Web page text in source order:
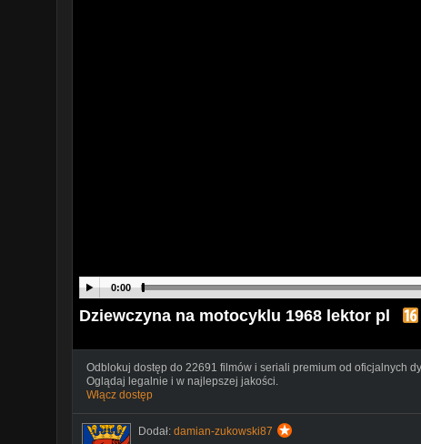
0:00
Dziewczyna na motocyklu 1968 lektor pl
Odblokuj dostęp do 22691 filmów i seriali premium od oficjalnych
Oglądaj legalnie i w najlepszej jakości.
Włącz dostęp
Dodał: damian-zukowski87